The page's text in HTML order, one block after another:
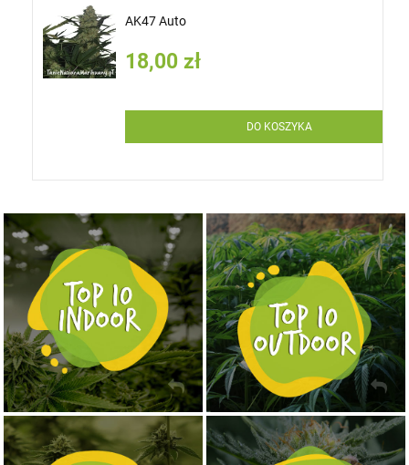
AK47 Auto
18,00 zł
DO KOSZYKA
NASIONA MARIHUANY TOP 10 INDOOR
KUP TERAZ NASIONA MARIHUANY TOP 10 OUTDOOR
KUP TERAZ
NASIONA MARIHUANY TOP 10 AUTOFLOWERING
KUP TERAZ MOCNE ODMIANY MARIHUANY THC OD 24 - 37%
KUP TERAZ